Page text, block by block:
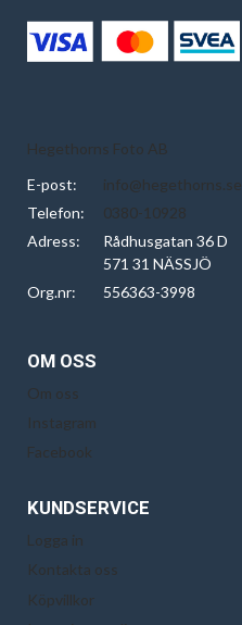
Hegethorns Foto AB
E-post:
info@hegethorns.se
Telefon:
0380-10928
Adress:
Rådhusgatan 36 D
571 31 NÄSSJÖ
Org.nr:
556363-3998
OM OSS
Om oss
Instagram
Facebook
KUNDSERVICE
Logga in
Kontakta oss
Köpvillkor